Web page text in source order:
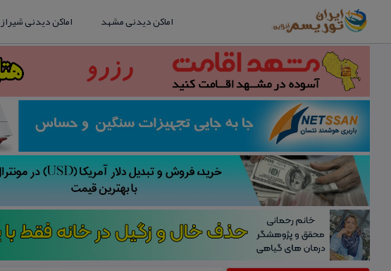
اماکن دیدنی مشهد اماکن دیدنی شیراز